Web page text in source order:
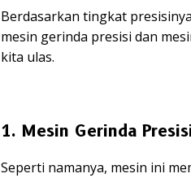
Berdasarkan tingkat
mesin gerinda presisi dan
kita ulas.
1. Mesin Gerinda
Seperti namanya, mesin ini